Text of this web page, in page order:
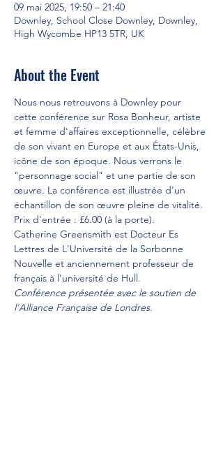
09 mai 2025, 19:50 – 21:40
Downley, School Close Downley, Downley,
High Wycombe HP13 5TR, UK
About the Event
Nous nous retrouvons à Downley pour
cette conférence sur Rosa Bonheur, artiste
et femme d'affaires exceptionnelle, célèbre
de son vivant en Europe et aux États-Unis,
icône de son époque. Nous verrons le
"personnage social" et une partie de son
œuvre. La conférence est illustrée d'un
échantillon de son œuvre pleine de vitalité.
Prix d'entrée : £6.00 (à la porte).
Catherine Greensmith est Docteur Es
Lettres de L'Université de la Sorbonne
Nouvelle et anciennement professeur de
français à l'université de Hull.
Conférence présentée avec le soutien de
l'Alliance Française de Londres.